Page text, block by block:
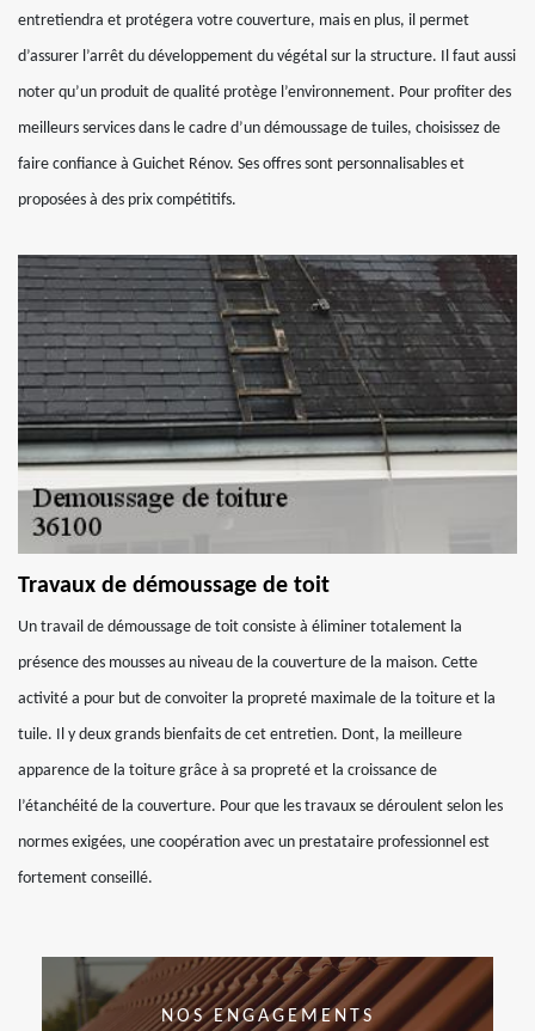
entretiendra et protégera votre couverture, mais en plus, il permet
d’assurer l’arrêt du développement du végétal sur la structure. Il faut aussi
noter qu’un produit de qualité protège l’environnement. Pour profiter des
meilleurs services dans le cadre d’un démoussage de tuiles, choisissez de
faire confiance à Guichet Rénov. Ses offres sont personnalisables et
proposées à des prix compétitifs.
Travaux de démoussage de toit
Un travail de démoussage de toit consiste à éliminer totalement la
présence des mousses au niveau de la couverture de la maison. Cette
activité a pour but de convoiter la propreté maximale de la toiture et la
tuile. Il y deux grands bienfaits de cet entretien. Dont, la meilleure
apparence de la toiture grâce à sa propreté et la croissance de
l’étanchéité de la couverture. Pour que les travaux se déroulent selon les
normes exigées, une coopération avec un prestataire professionnel est
fortement conseillé.
NOS ENGAGEMENTS